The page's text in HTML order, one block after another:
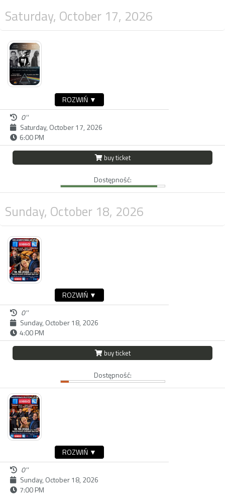
Saturday, October 17, 2026
ROZWIŃ ▼
0''
Saturday, October 17, 2026
6:00 PM
buy ticket
Dostępność:
Sunday, October 18, 2026
ROZWIŃ ▼
0''
Sunday, October 18, 2026
4:00 PM
buy ticket
Dostępność:
ROZWIŃ ▼
0''
Sunday, October 18, 2026
7:00 PM